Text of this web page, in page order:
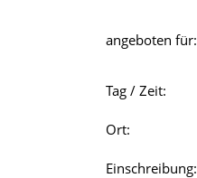
angeboten für:
Tag / Zeit:
Ort:
Einschreibung: